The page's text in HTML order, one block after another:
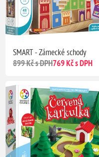
SMART - Zámecké schody
899 Kč s DPH769 Kč s DPH